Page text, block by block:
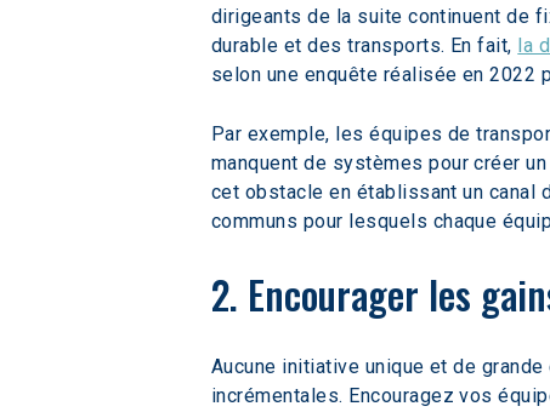
dirigeants de la suite continuent de
durable et des transports. En fait, la
selon une enquête réalisée en 2022
Par exemple, les équipes de
manquent de systèmes pour créer
cet obstacle en établissant un
communs pour lesquels chaque
2. Encourager les
Aucune initiative unique et de
incrémentales. Encouragez vos